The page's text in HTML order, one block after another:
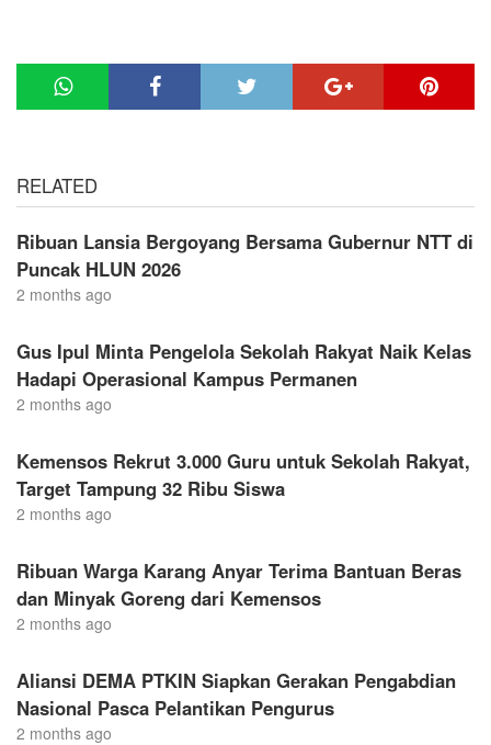
RELATED
Ribuan Lansia Bergoyang Bersama Gubernur NTT di
Puncak HLUN 2026
2 months ago
Gus Ipul Minta Pengelola Sekolah Rakyat Naik Kelas
Hadapi Operasional Kampus Permanen
2 months ago
Kemensos Rekrut 3.000 Guru untuk Sekolah Rakyat,
Target Tampung 32 Ribu Siswa
2 months ago
Ribuan Warga Karang Anyar Terima Bantuan Beras
dan Minyak Goreng dari Kemensos
2 months ago
Aliansi DEMA PTKIN Siapkan Gerakan Pengabdian
Nasional Pasca Pelantikan Pengurus
2 months ago